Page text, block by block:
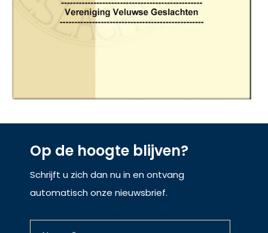
Op de hoogte blijven?
Schrijft u zich dan nu in en ontvang
automatisch onze nieuwsbrief.